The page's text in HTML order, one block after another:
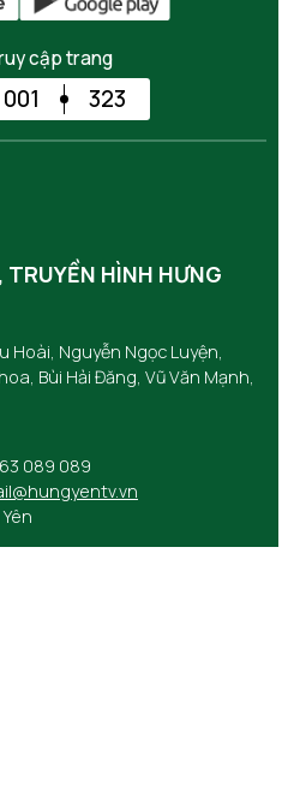
cập trang
001 323
HÌNH HƯNG
Hoài, Nguyễn Ngọc Luyện,
Bùi Hải Đăng, Vũ Văn Mạnh,
089 089